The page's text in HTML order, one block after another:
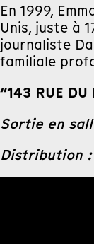
En 1999,
Unis, juste à
journaliste
familiale
“143 RUE DU
Sortie en
Distribution